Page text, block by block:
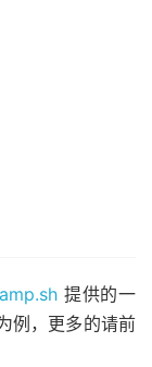
提供的一
例，更多的请前